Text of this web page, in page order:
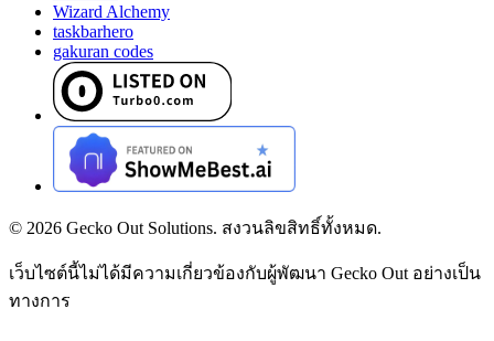
Wizard Alchemy
taskbarhero
gakuran codes
© 2026 Gecko Out Solutions. สงวนลิขสิทธิ์ทั้งหมด.
เว็บไซต์นี้ไม่ได้มีความเกี่ยวข้องกับผู้พัฒนา Gecko Out อย่างเป็น
ทางการ